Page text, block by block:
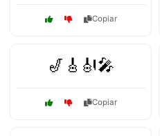
Copiar
🎷🎸🎻🎤
Copiar